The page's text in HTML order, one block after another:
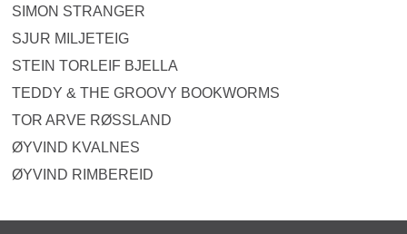
SIMON STRANGER
SJUR MILJETEIG
STEIN TORLEIF BJELLA
TEDDY & THE GROOVY BOOKWORMS
TOR ARVE RØSSLAND
ØYVIND KVALNES
ØYVIND RIMBEREID